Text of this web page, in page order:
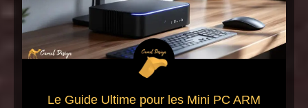
Le Guide Ultime pour les Mini PC ARM